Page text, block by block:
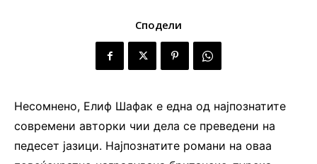
Сподели
Несомнено, Елиф Шафак е една од најпознатите
современи авторки чии дела се преведени на
педесет јазици. Најпознатите романи на оваа